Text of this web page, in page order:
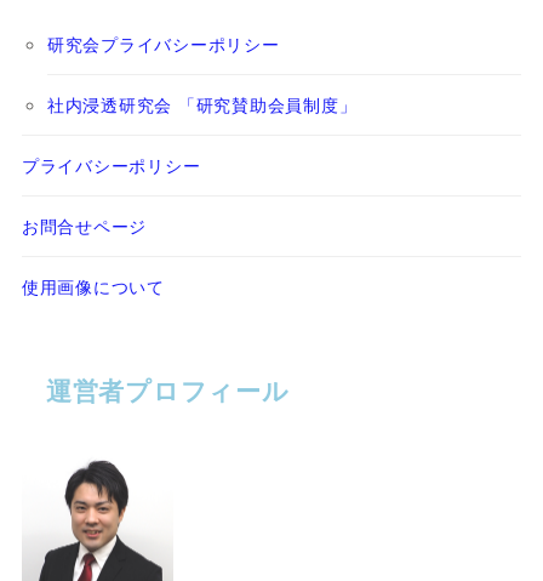
研究会プライバシーポリシー
社内浸透研究会 「研究賛助会員制度」
プライバシーポリシー
お問合せページ
使用画像について
運営者プロフィール